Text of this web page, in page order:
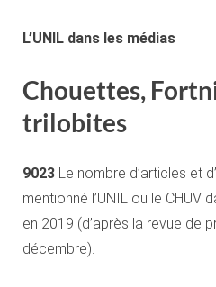
L’UNIL dans les médias
Chouettes,
trilobites
9023 Le nombre d’articles et
mentionné l’UNIL ou le CHUV
en 2019 (d’après la revue de
décembre).